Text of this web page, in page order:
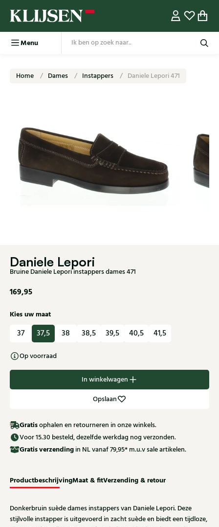
Menu
Home Dames Instappers Daniele Lepori 471
Daniele Lepori
Bruine Daniele Lepori instappers dames 471
169,95
Kies uw maat
37 37,5 38 38,5 39,5 40,5 41,5
Op voorraad
In winkelwagen
Opslaan
Gratisophalen en retourneren in onze winkels.
Voor 15.30 besteld, dezelfde werkdag nog verzonden.
Gratisverzending in NL vanaf 79,95* m.u.v sale artikelen.
ProductbeschrijvingMaat & fitVerzending & retour
Donkerbruin suède dames instappers van Daniele Lepori. Deze
stijlvolle instapper is uitgevoerd in zacht suède en biedt een tijdloze,